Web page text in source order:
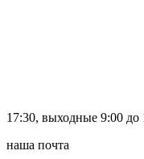
17:30, выходные 9:00 до
наша почта